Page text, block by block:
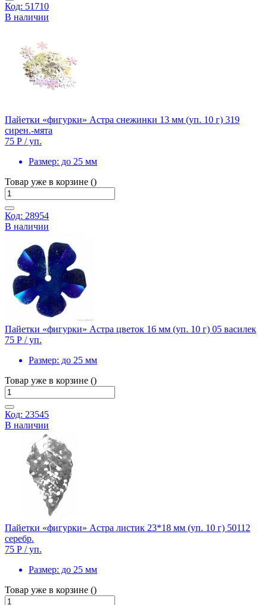
Код: 51710
В наличии
Пайетки «фигурки» Астра снежинки 13 мм (уп. 10 г) 319
сирен.-мята
75 Р / уп.
Размер: до 25 мм
Товар уже в корзине ()
Код: 28954
В наличии
Пайетки «фигурки» Астра цветок 16 мм (уп. 10 г) 05 василек
75 Р / уп.
Размер: до 25 мм
Товар уже в корзине ()
Код: 23545
В наличии
Пайетки «фигурки» Астра листик 23*18 мм (уп. 10 г) 50112
серебр.
75 Р / уп.
Размер: до 25 мм
Товар уже в корзине ()